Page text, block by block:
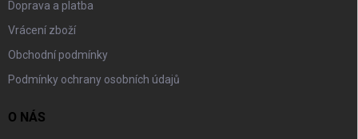
Doprava a platba
Vrácení zboží
Obchodní podmínky
Podmínky ochrany osobních údajů
O NÁS